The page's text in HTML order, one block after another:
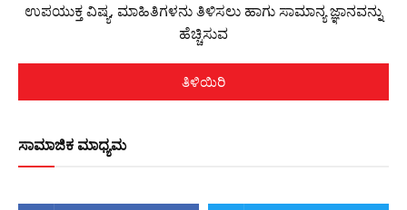
ಉಪಯುಕ್ತ ವಿಷ್ಯ, ಮಾಹಿತಿಗಳನು ತಿಳಿಸಲು ಹಾಗು ಸಾಮಾನ್ಯ ಜ್ಞಾನವನ್ನು
ಹೆಚ್ಚಿಸುವ
ತಿಳಿಯಿರಿ
ಸಾಮಾಜಿಕ ಮಾಧ್ಯಮ